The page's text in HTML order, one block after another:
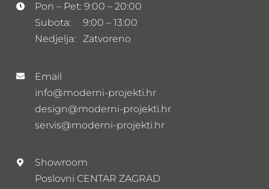
Pon – Pet: 9:00 – 20:00
Subota: 9:00 – 13:00
Nedjelja: Zatvoreno
Email
info@moderni-projekti.hr
design@moderni-projekti.hr
servis@moderni-projekti.hr
Showroom
Poslovni CENTAR ZAGRAD